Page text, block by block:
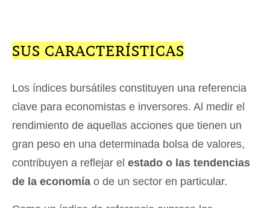
SUS CARACTERÍSTICAS
Los índices bursátiles constituyen una referencia
clave para economistas e inversores. Al medir el
rendimiento de aquellas acciones que tienen un
gran peso en una determinada bolsa de valores,
contribuyen a reflejar el estado o las tendencias
de la economía o de un sector en particular.